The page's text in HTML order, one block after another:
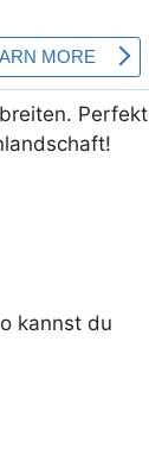
Perfekt
kannst du